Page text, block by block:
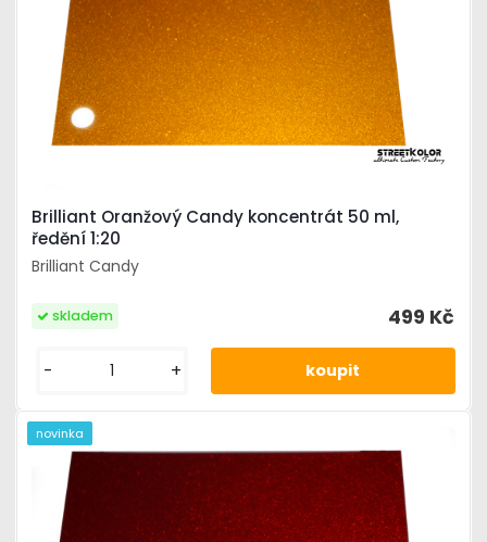
Brilliant Oranžový Candy koncentrát 50 ml,
ředění 1:20
Brilliant Candy
499 Kč
skladem
- +
novinka